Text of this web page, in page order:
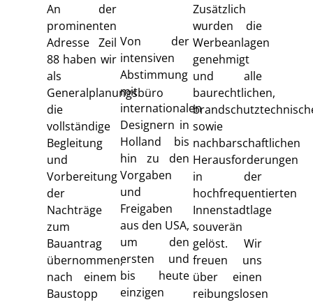
An der
prominenten
Adresse Zeil
88 haben wir
als
Generalplanungsbüro
die
vollständige
Begleitung
und
Vorbereitung
der
Nachträge
zum
Bauantrag
übernommen,
nach einem
Baustopp
Von der
intensiven
Abstimmung
mit
internationalen
Designern in
Holland bis
hin zu den
Vorgaben
und
Freigaben
aus den USA,
um den
ersten und
bis heute
einzigen
Zusätzlich
wurden die
Werbeanlagen
genehmigt
und alle
baurechtlichen,
sowie
nachbarschaftlichen
Herausforderungen
in der
hochfrequentierten
Innenstadtlage
souverän
gelöst. Wir
freuen uns
über einen
reibungslosen